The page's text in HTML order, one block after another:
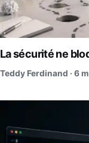
La sécurité ne
Teddy Ferdinand · 6